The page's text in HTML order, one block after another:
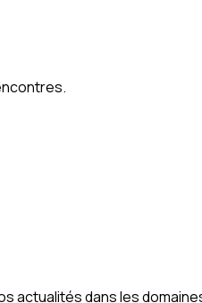
actualités dans les